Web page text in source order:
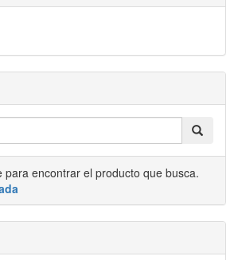
para encontrar el producto que busca.